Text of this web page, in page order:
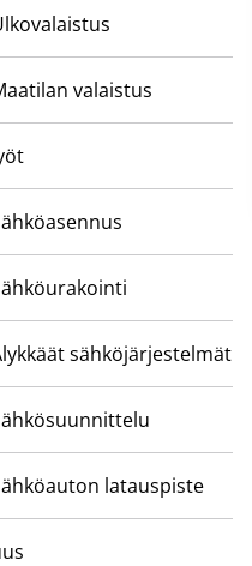
valaistus
sähköjärjestelmät
latauspiste